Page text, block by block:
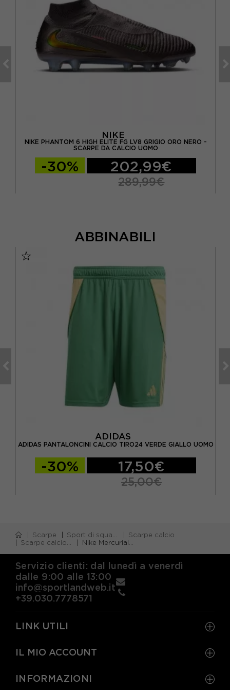
NIKE
NIKE PHANTOM 6 HIGH ELITE FG LV8 GRIGIO ORO NERO -
SCARPE DA CALCIO UOMO
-30% 202,99€
289,99€
ABBINABILI
ADIDAS
ADIDAS PANTALONCINI CALCIO TIRO24 VERDE GIALLO UOMO
-30% 17,50€
25,00€
Scarpe Sport di squadra
Scarpe calcio
Scarpe calcio firm ground (fg)
Nike Mercurial Superfly 10 Elite Fg Lime Volt - Scarpe Da Calcio Uomo
Servizio clienti: dal lunedì a venerdì
dalle 9:00 alle 13:00
info@sportlandweb.it
+39.030.7778571
LINK UTILI
IL MIO ACCOUNT
INFORMAZIONI